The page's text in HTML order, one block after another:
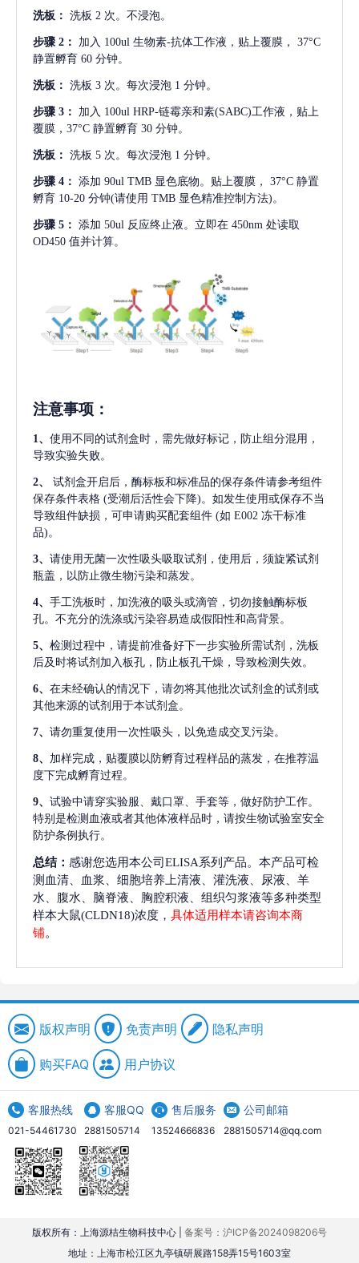
洗板： 洗板 2 次。不浸泡。
步骤 2： 加入 100ul 生物素-抗体工作液，贴上覆膜， 37°C
静置孵育 60 分钟。
洗板： 洗板 3 次。每次浸泡 1 分钟。
步骤 3： 加入 100ul HRP-链霉亲和素(SABC)工作液，贴上
覆膜，37°C 静置孵育 30 分钟。
洗板： 洗板 5 次。每次浸泡 1 分钟。
步骤 4： 添加 90ul TMB 显色底物。贴上覆膜， 37°C 静置
孵育 10-20 分钟(请使用 TMB 显色精准控制方法)。
步骤 5： 添加 50ul 反应终止液。立即在 450nm 处读取
OD450 值并计算。
注意事项 ：
1、 使用不同的试剂盒时，需先做好标记，防止组分混用，
导致实验失败。
2、
试剂盒开启后，酶标板和标准品的保存条件请参考组件
保存条件表格 (受潮后活性会下降)。如发生使用或保存不当
导致组件缺损，可申请购买配套组件 (如 E002 冻干标准
品)。
3、 请使用无菌一次性吸头吸取试剂，使用后，须旋紧试剂
瓶盖，以防止微生物污染和蒸发。
4、 手工洗板时，加洗液的吸头或滴管，切勿接触酶标板
孔。不充分的洗涤或污染容易造成假阳性和高背景。
5、 检测过程中，请提前准备好下一步实验所需试剂，洗板
后及时将试剂加入板孔，防止板孔干燥，导致检测失效。
6、 在未经确认的情况下，请勿将其他批次试剂盒的试剂或
其他来源的试剂用于本试剂盒。
7、 请勿重复使用一次性吸头，以免造成交叉污染。
8、 加样完成，贴覆膜以防孵育过程样品的蒸发，在推荐温
度下完成孵育过程。
9、 试验中请穿实验服、戴口罩、手套等，做好防护工作。
特别是检测血液或者其他体液样品时，请按生物试验室安全
防护条例执行。
总结： 感谢您选用本公司ELISA系列产品。本产品可检
测血清、血浆、细胞培养上清液、灌洗液、尿液、羊
水、腹水、脑脊液、胸腔积液、组织匀浆液等多种类型
样本大鼠(CLDN18)浓度， 具体适用样本请咨询本商
铺。
版权声明 免责声明 隐私声明
购买FAQ 用户协议
客服热线
021-54461730
客服QQ
2881505714
售后服务
13524666836
公司邮箱
2881505714@qq.com
版权所有：上海源桔生物科技中心 | 备案号：沪ICP备2024098206号
地址：上海市松江区九亭镇研展路158弄15号1603室